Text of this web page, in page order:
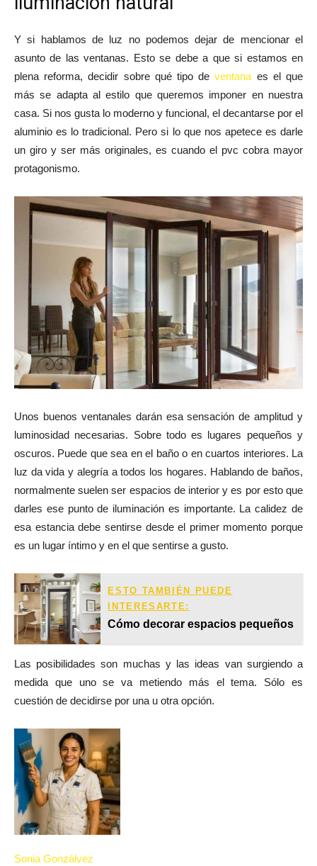
Y si hablamos de luz no podemos dejar de mencionar el
asunto de las ventanas. Esto se debe a que si estamos en
plena reforma, decidir sobre qué tipo deventana es el que
más se adapta al estilo que queremos imponer en nuestra
casa. Si nos gusta lo moderno y funcional, el decantarse por el
aluminio es lo tradicional. Pero si lo que nos apetece es darle
un giro y ser más originales, es cuando el pvc cobra mayor
protagonismo.
Unos buenos ventanales darán esa sensación de amplitud y
luminosidad necesarias. Sobre todo es lugares pequeños y
oscuros. Puede que sea en el baño o en cuartos interiores. La
luz da vida y alegría a todos los hogares. Hablando de baños,
normalmente suelen ser espacios de interior y es por esto que
darles ese punto de iluminación es importante. La calidez de
esa estancia debe sentirse desde el primer momento porque
es un lugar íntimo y en el que sentirse a gusto.
ESTO TAMBIÉN PUEDE
INTERESARTE:
Cómo decorar espacios pequeños
Las posibilidades son muchas y las ideas van surgiendo a
medida que uno se va metiendo más el tema. Sólo es
cuestión de decidirse por una u otra opción.
Sonia Gonzálvez